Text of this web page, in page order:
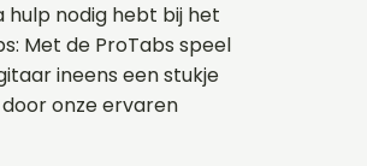
hulp nodig hebt bij het
Met de ProTabs speel
ineens een stukje
onze ervaren